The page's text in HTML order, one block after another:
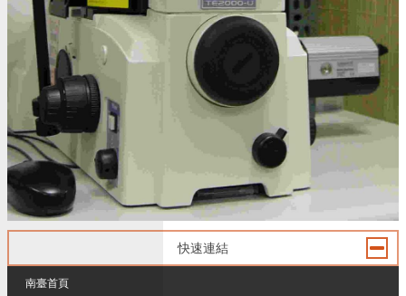
快速連結
南臺首頁